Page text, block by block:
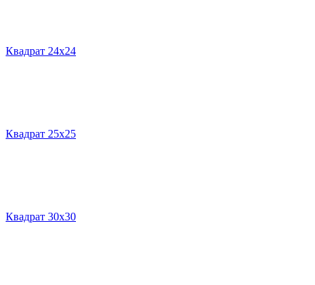
Квадрат 24х24
Квадрат 25х25
Квадрат 30х30